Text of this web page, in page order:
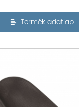
Termék adatlap